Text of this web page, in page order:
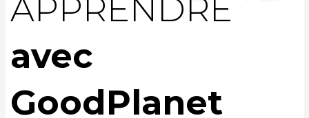
APPRENDRE
avec
GoodPlanet